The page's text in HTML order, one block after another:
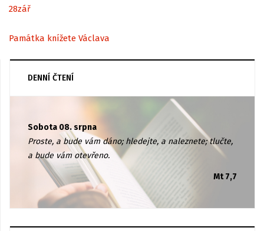
28zář
Památka knížete Václava
DENNÍ ČTENÍ
Sobota 08. srpna
Proste, a bude vám dáno; hledejte, a naleznete; tlučte,
a bude vám otevřeno.
Mt 7,7